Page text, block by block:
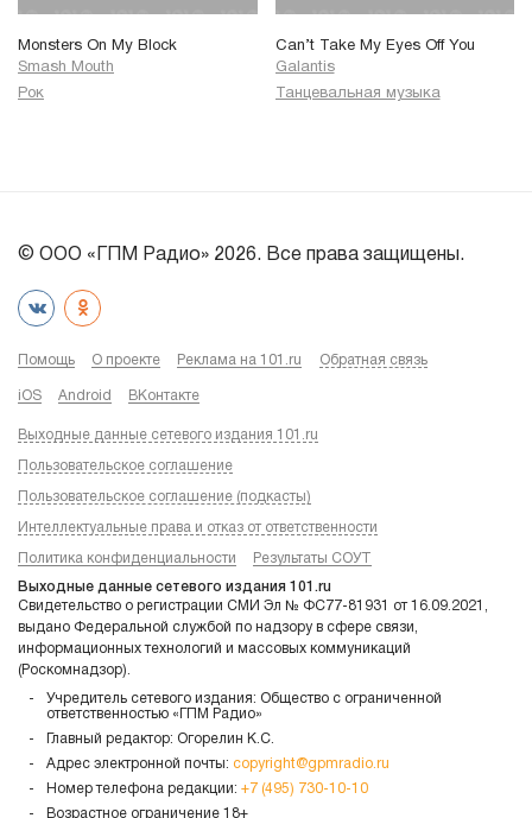
Monsters On My Block
Smash Mouth
Рок
Can’t Take My Eyes Off You
Galantis
Танцевальная музыка
© ООО «ГПМ Радио» 2026. Все права защищены.
Помощь О проекте Реклама на 101.ru Обратная связь
iOS Android ВКонтакте
Выходные данные сетевого издания 101.ru
Пользовательское соглашение
Пользовательское соглашение (подкасты)
Интеллектуальные права и отказ от ответственности
Политика конфиденциальности Результаты СОУТ
Выходные данные сетевого издания 101.ru
Свидетельство о регистрации СМИ Эл № ФС77-81931 от 16.09.2021,
выдано Федеральной службой по надзору в сфере связи,
информационных технологий и массовых коммуникаций
(Роскомнадзор).
Учредитель сетевого издания: Общество с ограниченной
ответственностью «ГПМ Радио»
Главный редактор: Огорелин К.С.
Адрес электронной почты: copyright@gpmradio.ru
Номер телефона редакции: +7 (495) 730-10-10
Возрастное ограничение 18+